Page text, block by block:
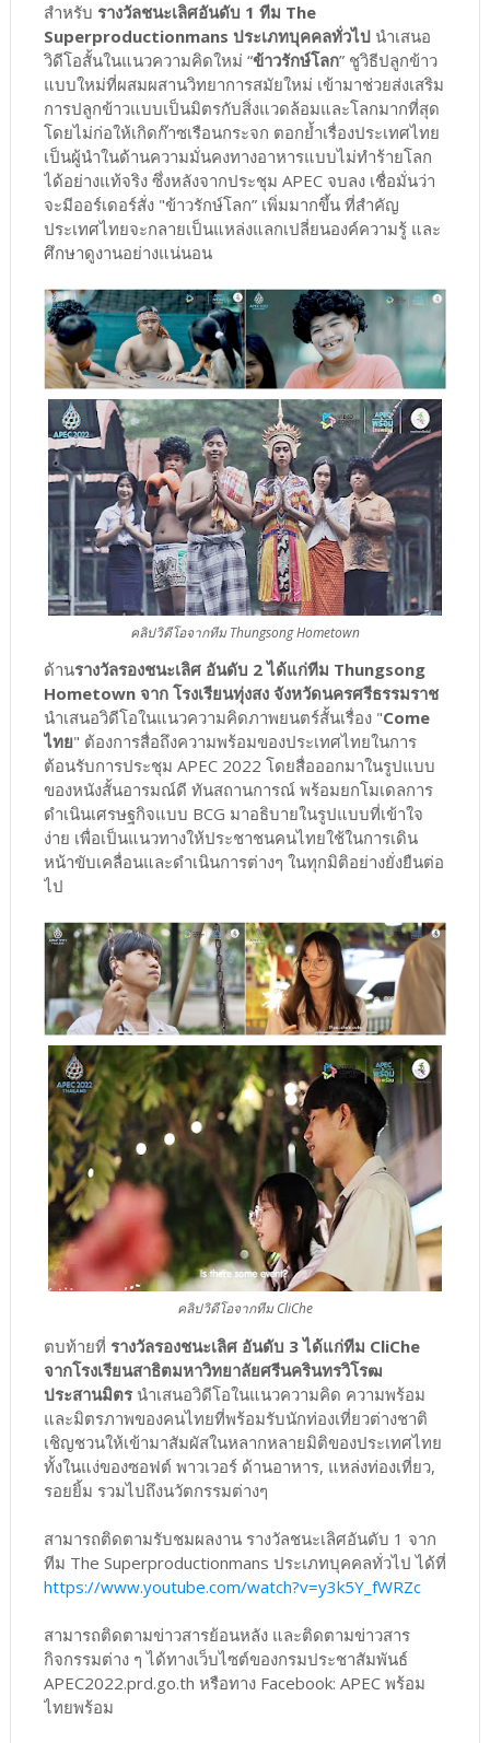
สำหรับ รางวัลชนะเลิศอันดับ 1 ทีม The
Superproductionmans ประเภทบุคคลทั่วไปนำเสนอ
วิดีโอสั้นในแนวความคิดใหม่ “ข้าวรักษ์โลก” ชูวิธีปลูกข้าว
แบบใหม่ที่ผสมผสานวิทยาการสมัยใหม่ เข้ามาช่วยส่งเสริม
การปลูกข้าวแบบเป็นมิตรกับสิ่งแวดล้อมและโลกมากที่สุด
โดยไม่ก่อให้เกิดก๊าซเรือนกระจก ตอกย้ำเรื่องประเทศไทย
เป็นผู้นำในด้านความมั่นคงทางอาหารแบบไม่ทำร้ายโลก
ได้อย่างแท้จริง ซึ่งหลังจากประชุม APEC จบลง เชื่อมั่นว่า
จะมีออร์เดอร์สั่ง "ข้าวรักษ์โลก” เพิ่มมากขึ้น ที่สำคัญ
ประเทศไทยจะกลายเป็นแหล่งแลกเปลี่ยนองค์ความรู้ และ
ศึกษาดูงานอย่างแน่นอน
คลิปวิดีโอจากทีม Thungsong Hometown
ด้านรางวัลรองชนะเลิศ อันดับ 2 ได้แก่ทีม Thungsong
Hometown จาก โรงเรียนทุ่งสง จังหวัดนครศรีธรรมราช
นำเสนอวิดีโอในแนวความคิดภาพยนตร์สั้นเรื่อง "Come
ไทย" ต้องการสื่อถึงความพร้อมของประเทศไทยในการ
ต้อนรับการประชุม APEC 2022 โดยสื่อออกมาในรูปแบบ
ของหนังสั้นอารมณ์ดี ทันสถานการณ์ พร้อมยกโมเดลการ
ดำเนินเศรษฐกิจแบบ BCG มาอธิบายในรูปแบบที่เข้าใจ
ง่าย เพื่อเป็นแนวทางให้ประชาชนคนไทยใช้ในการเดิน
หน้าขับเคลื่อนและดำเนินการต่างๆ ในทุกมิติอย่างยั่งยืนต่อ
ไป
คลิปวิดีโอจากทีม CliChe
ตบท้ายที่ รางวัลรองชนะเลิศ อันดับ 3 ได้แก่ทีม CliChe
จากโรงเรียนสาธิตมหาวิทยาลัยศรีนครินทรวิโรฒ
ประสานมิตรนำเสนอวิดีโอในแนวความคิด ความพร้อม
และมิตรภาพของคนไทยที่พร้อมรับนักท่องเที่ยวต่างชาติ
เชิญชวนให้เข้ามาสัมผัสในหลากหลายมิติของประเทศไทย
ทั้งในแง่ของซอฟต์ พาวเวอร์ ด้านอาหาร, แหล่งท่องเที่ยว,
รอยยิ้ม รวมไปถึงนวัตกรรมต่างๆ
สามารถติดตามรับชมผลงาน รางวัลชนะเลิศอันดับ 1 จาก
ทีม The Superproductionmans ประเภทบุคคลทั่วไป ได้ที่
https://www.youtube.com/watch?v=y3k5Y_fWRZc
สามารถติดตามข่าวสารย้อนหลัง และติดตามข่าวสาร
กิจกรรมต่าง ๆ ได้ทางเว็บไซต์ของกรมประชาสัมพันธ์
APEC2022.prd.go.th หรือทาง Facebook: APEC พร้อม
ไทยพร้อม